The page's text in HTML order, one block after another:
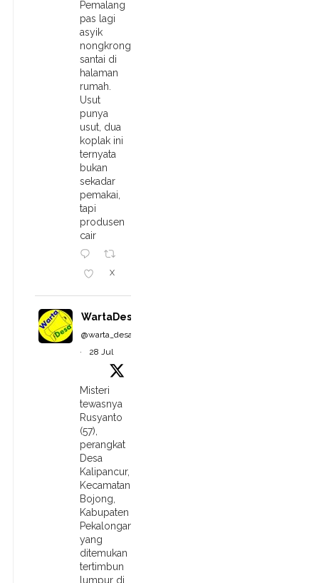
Pemalang
pas lagi
asyik
nongkrong
santai di
halaman
rumah.
Usut
punya
usut, dua
koplak ini
ternyata
bukan
sekadar
pemakai,
tapi
produsen
cair
X
WartaDesa
@warta_desa
·
28 Jul
Misteri
tewasnya
Rusyanto
(57),
perangkat
Desa
Kalipancur,
Kecamatan
Bojong,
Kabupaten
Pekalongan
yang
ditemukan
tertimbun
lumpur di